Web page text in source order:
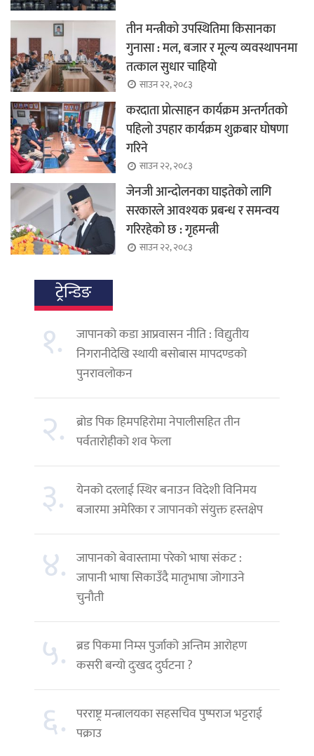
तीन मन्त्रीको उपस्थितिमा किसानका
गुनासा : मल, बजार र मूल्य व्यवस्थापनमा
तत्काल सुधार चाहियो
साउन २२, २०८३
करदाता प्रोत्साहन कार्यक्रम अन्तर्गतको
पहिलो उपहार कार्यक्रम शुक्रबार घोषणा
गरिने
साउन २२, २०८३
जेनजी आन्दोलनका घाइतेको लागि
सरकारले आवश्यक प्रबन्ध र समन्वय
गरिरहेको छ : गृहमन्त्री
साउन २२, २०८३
ट्रेन्डिङ
१.
जापानको कडा आप्रवासन नीति : विद्युतीय
निगरानीदेखि स्थायी बसोबास मापदण्डको
पुनरावलोकन
२. ब्रोड पिक हिमपहिरोमा नेपालीसहित तीन
पर्वतारोहीको शव फेला
३.
येनको दरलाई स्थिर बनाउन विदेशी विनिमय
बजारमा अमेरिका र जापानको संयुक्त हस्तक्षेप
४. जापानको बेवास्तामा परेको भाषा संकट :
जापानी भाषा सिकाउँदै मातृभाषा जोगाउने
चुनौती
५. ब्रड पिकमा निम्स पुर्जाको अन्तिम आरोहण
कसरी बन्यो दुःखद दुर्घटना ?
६. परराष्ट्र मन्त्रालयका सहसचिव पुष्पराज भट्टराई
पक्राउ